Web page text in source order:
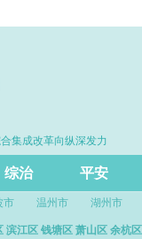
集成改革向纵深发力
综治 平安
市 温州市 湖州市
滨江区 钱塘区 萧山区 余杭区